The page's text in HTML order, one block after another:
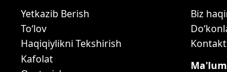
Yetkazib Berish
To‘lov
Haqiqiylikni Tekshirish
Kafolat
Biz
Kontakt